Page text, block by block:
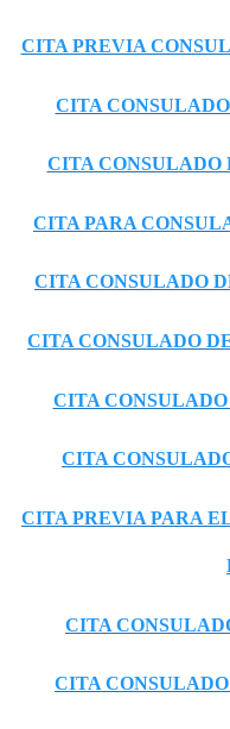
CITA PREVIA
CITA
CITA CONSULADO
CITA PARA
CITA CONSULADO
CITA CONSULADO
CITA
CITA
CITA PREVIA PARA
CITA
CITA